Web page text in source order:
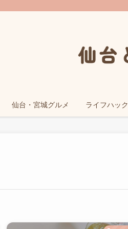
仙台・宮城グルメ ライフハック